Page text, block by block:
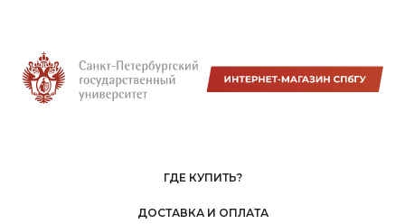
ГДЕ КУПИТЬ?
ДОСТАВКА И ОПЛАТА